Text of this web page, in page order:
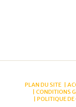
PLAN DU SITE
CONDITIONS
POLITIQUE